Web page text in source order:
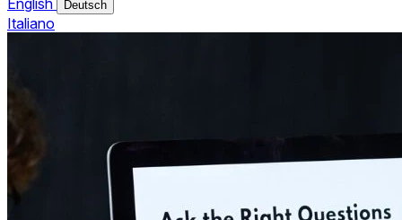
Deutsch
Italiano